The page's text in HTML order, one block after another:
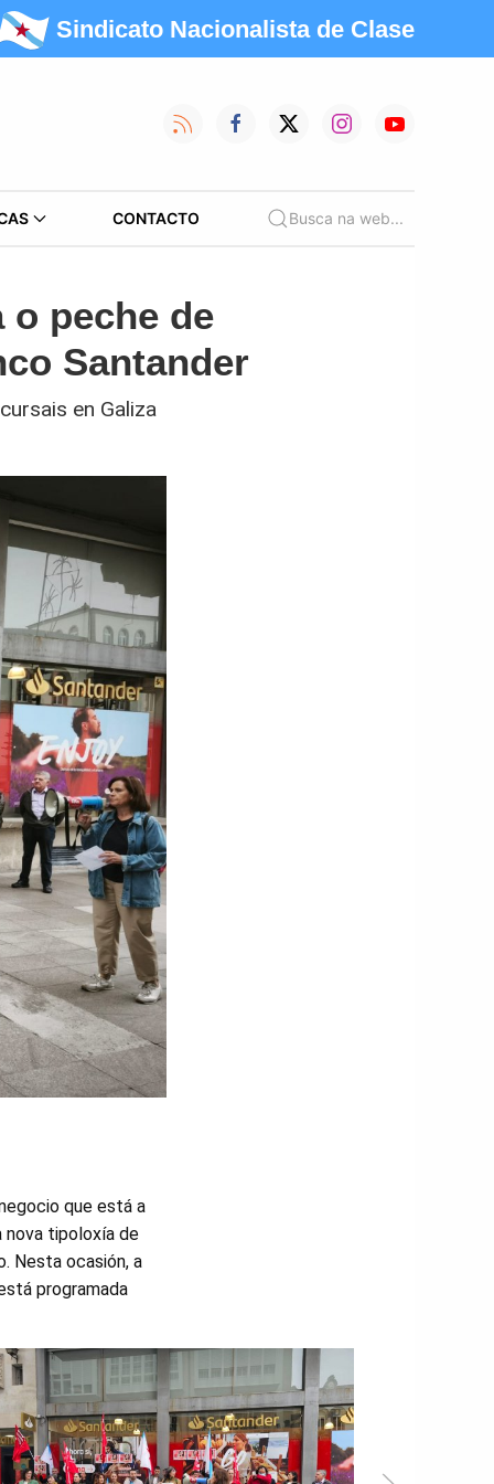
Sindicato Nacionalista de Clase
CONTACTO Busca na web...
peche de
Santander
en Galiza
que está a
nova tipoloxía de
Nesta ocasión, a
programada